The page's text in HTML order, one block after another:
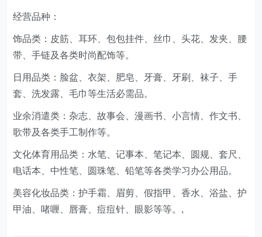
经营品种：
饰品类：皮筋、耳环、包包挂件、丝巾、头花、发夹、腰
带、手链及各类时尚配饰等。
日用品类：脸盆、衣架、肥皂、牙膏、牙刷、袜子、手
套、洗发露、毛巾等生活必需品。
业余消遣类：杂志、故事会、漫画书、小言情、作文书、
歌带及各类手工制作等。
文化体育用品类：水笔、记事本、笔记本、圆规、套尺、
电话本、中性笔、圆珠笔、铅笔等各类学习办公用品。
美容化妆品类：护手霜、眉剪、假指甲、香水、浴盐、护
甲油、啫喱、唇膏、痘痘针、眼影等等。 ,